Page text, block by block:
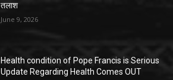
तलाश
June 9, 2026
Health condition of Pope Francis is Serious
Update Regarding Health Comes OUT